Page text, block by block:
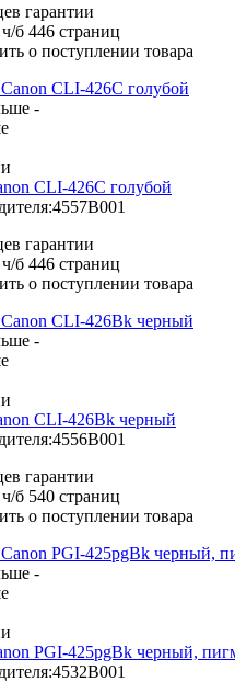
гарантии
б 446 страниц
о поступлении товара
-
CLI-426C голубой
4557B001
гарантии
б 446 страниц
о поступлении товара
-
CLI-426Bk черный
4556B001
гарантии
б 540 страниц
о поступлении товара
-
PGI-425pgBk черный,
4532B001